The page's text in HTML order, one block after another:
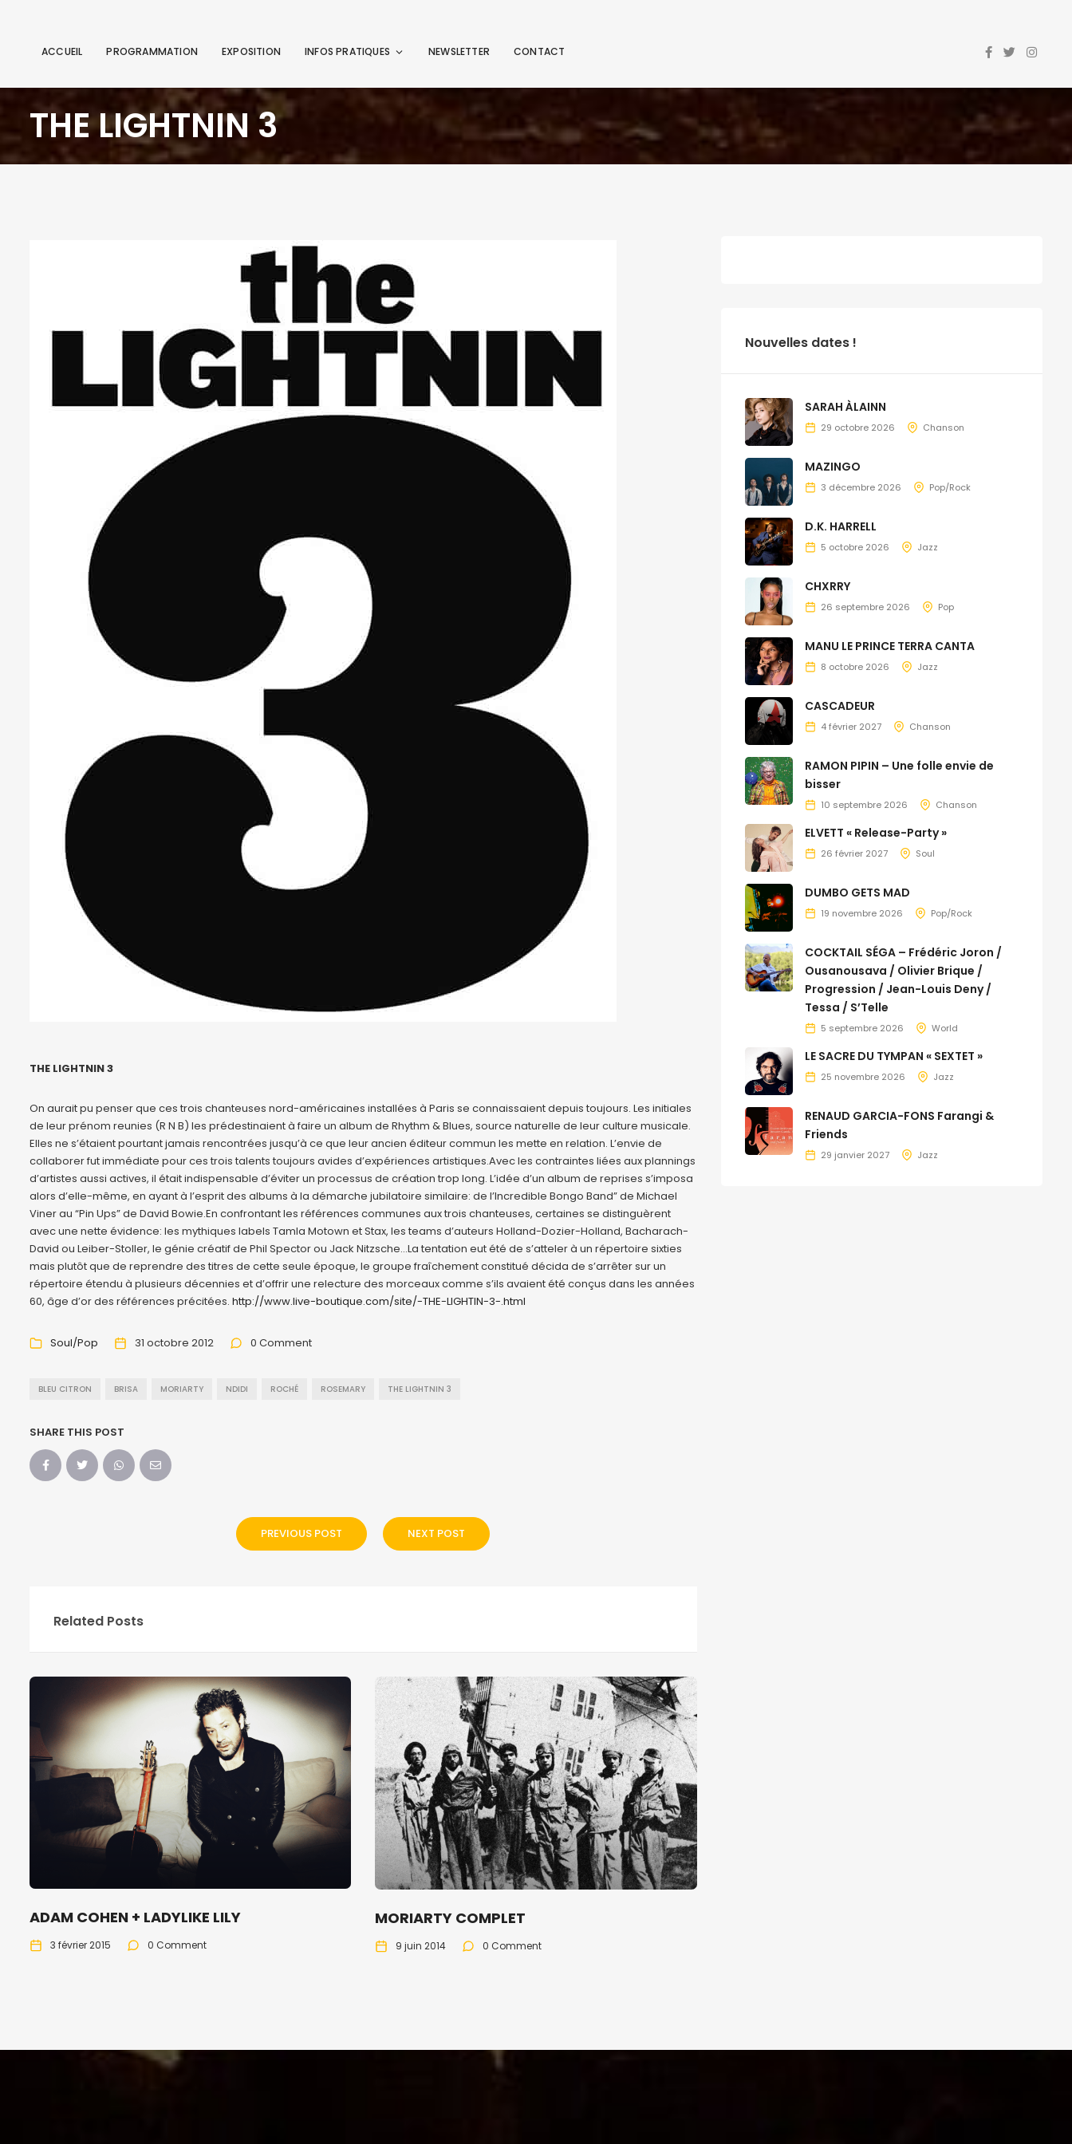
ACCUEIL PROGRAMMATION EXPOSITION INFOS PRATIQUES NEWSLETTER CONTACT
THE LIGHTNIN 3
THE LIGHTNIN 3
On aurait pu penser que ces trois chanteuses nord-américaines installées à Paris se connaissaient depuis toujours. Les initiales
de leur prénom reunies (R N B) les prédestinaient à faire un album de Rhythm & Blues, source naturelle de leur culture musicale.
Elles ne s’étaient pourtant jamais rencontrées jusqu’à ce que leur ancien éditeur commun les mette en relation. L’envie de
collaborer fut immédiate pour ces trois talents toujours avides d’expériences artistiques.Avec les contraintes liées aux plannings
d’artistes aussi actives, il était indispensable d’éviter un processus de création trop long. L’idée d’un album de reprises s’imposa
alors d’elle-même, en ayant à l’esprit des albums à la démarche jubilatoire similaire: de l’Incredible Bongo Band” de Michael
Viner au “Pin Ups” de David Bowie.En confrontant les références communes aux trois chanteuses, certaines se distinguèrent
avec une nette évidence: les mythiques labels Tamla Motown et Stax, les teams d’auteurs Holland-Dozier-Holland, Bacharach-
David ou Leiber-Stoller, le génie créatif de Phil Spector ou Jack Nitzsche…La tentation eut été de s’atteler à un répertoire sixties
mais plutôt que de reprendre des titres de cette seule époque, le groupe fraîchement constitué décida de s’arrêter sur un
répertoire étendu à plusieurs décennies et d’offrir une relecture des morceaux comme s’ils avaient été conçus dans les années
60, âge d’or des références précitées. http://www.live-boutique.com/site/-THE-LIGHTIN-3-.html
Soul/Pop 31 octobre 2012 0 Comment
BLEU CITRON BRISA MORIARTY NDIDI ROCHÉ ROSEMARY THE LIGHTNIN 3
SHARE THIS POST
PREVIOUS POST NEXT POST
Related Posts
ADAM COHEN + LADYLIKE LILY
3 février 2015 0 Comment
MORIARTY COMPLET
9 juin 2014 0 Comment
Nouvelles dates !
SARAH ÀLAINN
29 octobre 2026 Chanson
MAZINGO
3 décembre 2026 Pop/Rock
D.K. HARRELL
5 octobre 2026 Jazz
CHXRRY
26 septembre 2026 Pop
MANU LE PRINCE TERRA CANTA
8 octobre 2026 Jazz
CASCADEUR
4 février 2027 Chanson
RAMON PIPIN – Une folle envie de
bisser
10 septembre 2026 Chanson
ELVETT « Release-Party »
26 février 2027 Soul
DUMBO GETS MAD
19 novembre 2026 Pop/Rock
COCKTAIL SÉGA – Frédéric Joron /
Ousanousava / Olivier Brique /
Progression / Jean-Louis Deny /
Tessa / S’Telle
5 septembre 2026 World
LE SACRE DU TYMPAN « SEXTET »
25 novembre 2026 Jazz
RENAUD GARCIA-FONS Farangi &
Friends
29 janvier 2027 Jazz